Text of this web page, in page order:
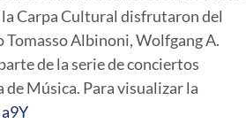
Carpa Cultural disfrutaron del
Albinoni, Wolfgang A.
de la serie de conciertos
Música. Para visualizar la